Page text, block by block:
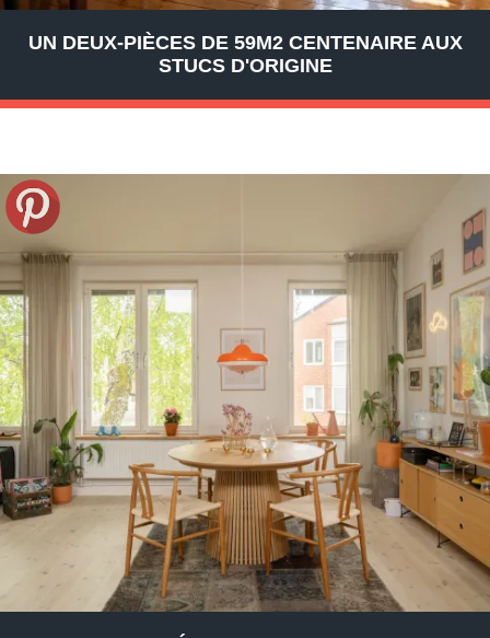
UN DEUX-PIÈCES DE 59M2 CENTENAIRE AUX
STUCS D'ORIGINE